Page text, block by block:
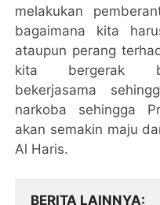
melakukan
bagaimana kita
ataupun perang
kita bergerak
bekerjasama
narkoba sehingga
akan semakin maju
Al Haris.
BERITA LAINNYA